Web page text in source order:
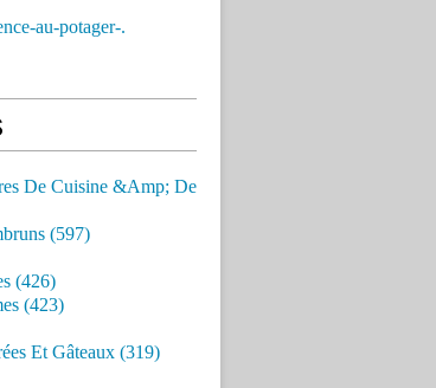
au-potager-.
De Cuisine &Amp; De
(597)
(426)
(423)
Et Gâteaux (319)